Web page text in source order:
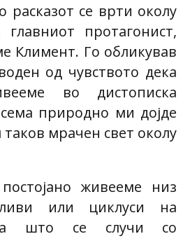
расказот се врти околу
протагонист,
Климент. Го обликував
од чувството дека
во дистописка
природно ми дојде
мрачен свет околу
живееме низ
или циклуси на
што се случи со